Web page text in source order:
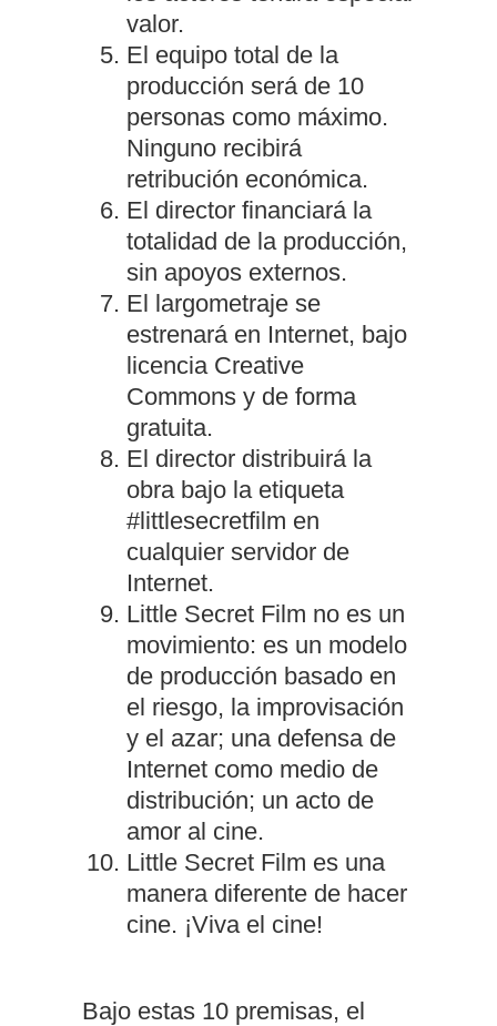
valor.
El equipo total de la
producción será de 10
personas como máximo.
Ninguno recibirá
retribución económica.
El director financiará la
totalidad de la producción,
sin apoyos externos.
El largometraje se
estrenará en Internet, bajo
licencia Creative
Commons y de forma
gratuita.
El director distribuirá la
obra bajo la etiqueta
#littlesecretfilm en
cualquier servidor de
Internet.
Little Secret Film no es un
movimiento: es un modelo
de producción basado en
el riesgo, la improvisación
y el azar; una defensa de
Internet como medio de
distribución; un acto de
amor al cine.
Little Secret Film es una
manera diferente de hacer
cine. ¡Viva el cine!
Bajo estas 10 premisas, el